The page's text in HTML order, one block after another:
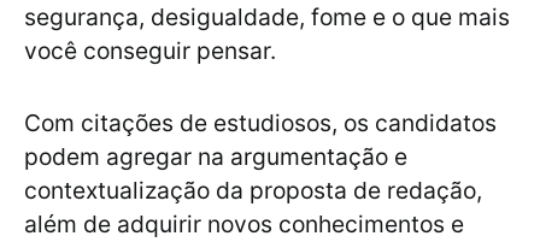
segurança, desigualdade, fome e o que mais
você conseguir pensar.
Com citações de estudiosos, os candidatos
podem agregar na argumentação e
contextualização da proposta de redação,
além de adquirir novos conhecimentos e